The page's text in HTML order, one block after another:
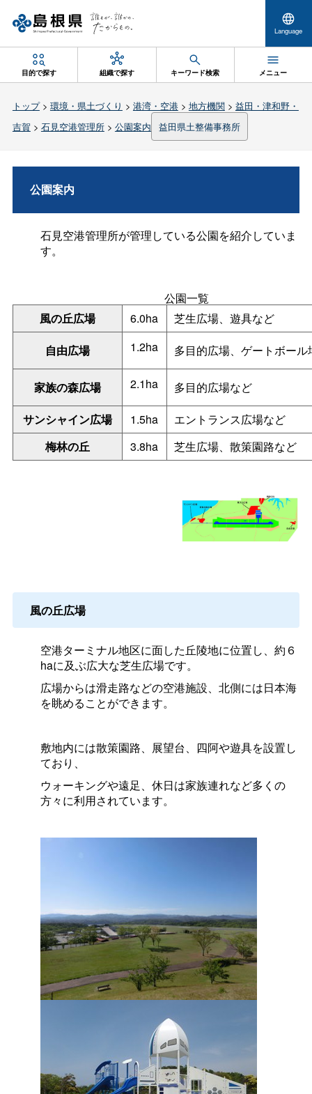
Language
目的で探す 組織で探す キーワード検索 メニュー
トップ> 環境・県土づくり > 港湾・空港> 地方機関> 益田・津和野・
吉賀 > 石見空港管理所> 公園案内 益田県土整備事務所
公園案内
石見空港管理所が管理している公園を紹介していま
す。
公園一覧
風の丘広場
6.0ha
芝生広場、遊具など
自由広場
1.2ha 多目的広場、ゲートボール
家族の森広場 2.1ha
多目的広場など
サンシャイン広場
1.5ha
エントランス広場など
梅林の丘
3.8ha 芝生広場、散策園路など
風の丘広場
空港ターミナル地区に面した丘陵地に位置し、約６
haに及ぶ広大な芝生広場です。
広場からは滑走路などの空港施設、北側には日本海
を眺めることができます。
敷地内には散策園路、展望台、四阿や遊具を設置し
ており、
ウォーキングや遠足、休日は家族連れなど多くの
方々に利用されています。